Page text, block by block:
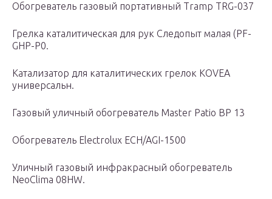
Обогреватель газовый портативный Tramp TRG-037
Грелка каталитическая для рук Следопыт малая (PF-
GHP-P0.
Катализатор для каталитических грелок KOVEA
универсальн.
Газовый уличный обогреватель Master Patio BP 13
Обогреватель Electrolux ECH/AGI-1500
Уличный газовый инфракрасный обогреватель
NeoClima 08HW.